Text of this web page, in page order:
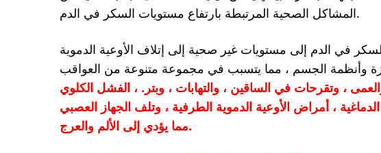
المشاكل الصحية المرتبطة بارتفاع مستويات السكر في الدم.
في الدم إلى مستويات غير صحية إلى إتلاف الأوعية الدموية
وأنظمة الجسم ، مما يتسبب في مجموعة متنوعة من العواقب
، وتقرحات في الساقين ، والتهابات ، وبتر. ، الفشل الكلوي
، أمراض الأوعية الدموية الطرفية ، وتلف الجهاز العصبي
مما يؤدي إلى الألم والعرج.